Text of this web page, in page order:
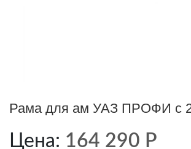
Рама для ам УАЗ ПРОФИ с
Цена: 164 290 Р